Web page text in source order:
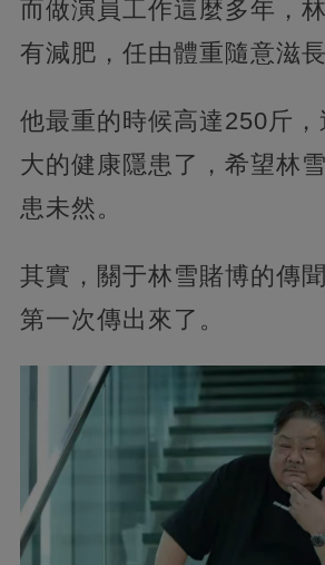
而做演員工作這麼多年，
有減肥，任由體重隨意滋長
他最重的時候高達250斤
大的健康隱患了，希望林
患未然。
其實，關于林雪賭博的傳
第一次傳出來了。